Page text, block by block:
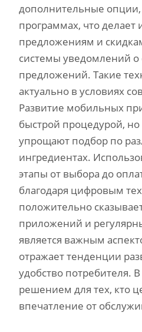
дополнительные
программах‚ что
предложениям и
системы уведомлений о
предложений. Такие
актуально в условиях
Развитие мобильных
быстрой процедурой‚
упрощают подбор по
ингредиентах.
этапы от выбора до
благодаря цифровым
положительно
приложений и
является важным
отражает тенденции
удобство потребителя.
решением для тех‚ кто
впечатление от